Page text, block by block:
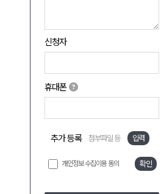
신청자
휴대폰
추가 등록 첨부파일 등 입력
개인정보 수집이용 동의 확인